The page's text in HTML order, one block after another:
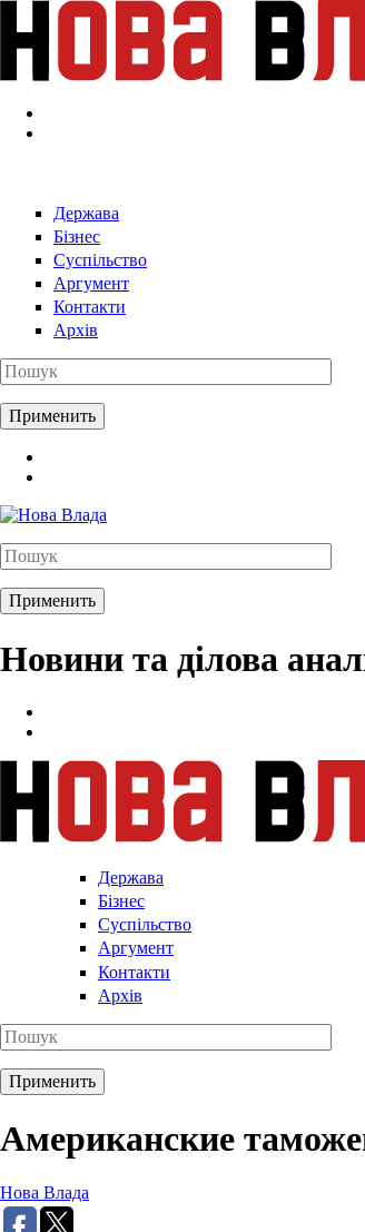
Перейти к основному содержанию
Держава
Бізнес
Суспільство
Аргумент
Контакти
Архів
Новини та ділова
Держава
Бізнес
Суспільство
Аргумент
Контакти
Архів
Американские
Нова Влада